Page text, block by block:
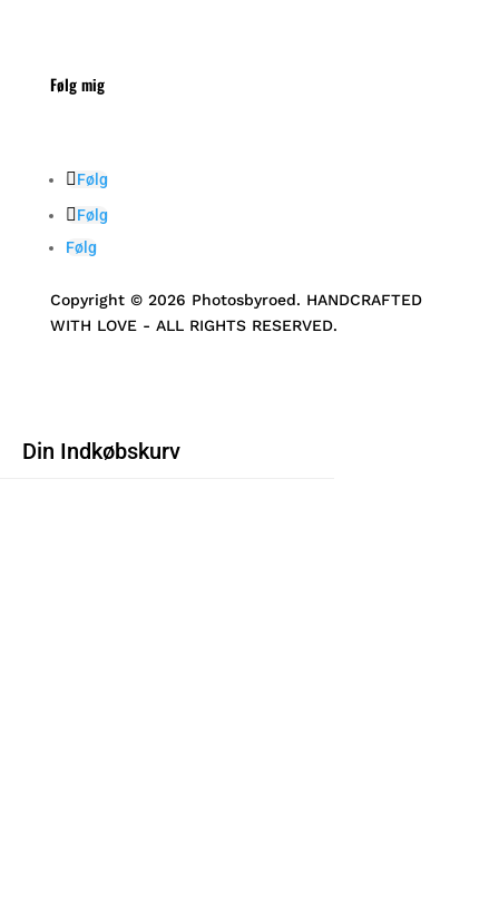
Følg mig
Følg
Følg
Følg
Copyright © 2026 Photosbyroed. HANDCRAFTED
WITH LOVE - ALL RIGHTS RESERVED.
Din Indkøbskurv